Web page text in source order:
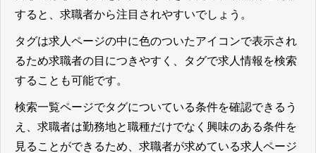
すると、求職者から注目されやすいでしょう。
タグは求人ページの中に色のついたアイコンで表示され
るため求職者の目につきやすく、タグで求人情報を検索
することも可能です。
検索一覧ページでタグについている条件を確認できるう
え、求職者は勤務地と職種だけでなく興味のある条件を
見ることができるため、求職者が求めている求人ページ